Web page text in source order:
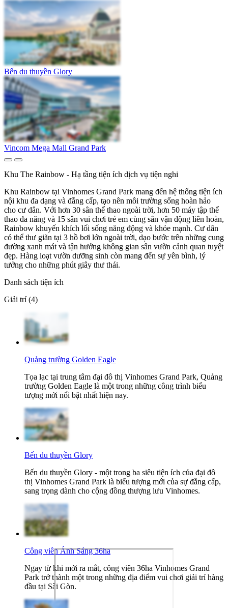
Bến du thuyền Glory
Vincom Mega Mall Grand Park
Khu The Rainbow - Hạ tầng tiện ích dịch vụ tiện nghi
Khu Rainbow tại Vinhomes Grand Park mang đến hệ thống tiện ích
nội khu đa dạng và đẳng cấp, tạo nên môi trường sống hoàn hảo
cho cư dân. Với hơn 30 sân thể thao ngoài trời, hơn 50 máy tập thể
thao đa năng và 15 sân vui chơi trẻ em cùng sân vận động liên hoàn,
Rainbow khuyến khích lối sống năng động và khỏe mạnh. Cư dân
có thể thư giãn tại 3 hồ bơi lớn ngoài trời, dạo bước trên những cung
đường xanh mát và tận hưởng không gian sân vườn cảnh quan tuyệt
đẹp. Hàng loạt vườn dưỡng sinh còn mang đến sự yên bình, lý
tưởng cho những phút giây thư thái.
Danh sách tiện ích
Giải trí (4)
Quảng trường Golden Eagle
Tọa lạc tại trung tâm đại đô thị Vinhomes Grand Park, Quảng
trường Golden Eagle là một trong những công trình biểu
tượng mới nổi bật nhất hiện nay.
Bến du thuyền Glory
Bến du thuyền Glory - một trong ba siêu tiện ích của đại đô
thị Vinhomes Grand Park là biểu tượng mới của sự đẳng cấp,
sang trọng dành cho cộng đồng thượng lưu Vinhomes.
Công viên Ánh Sáng 36ha
Ngay từ khi mới ra mắt, công viên 36ha Vinhomes Grand
Park trở thành một trong những địa điểm vui chơi giải trí hàng
đầu tại Sài Gòn.